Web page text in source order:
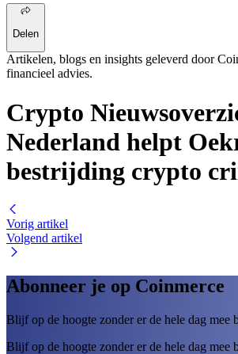
Delen
Artikelen, blogs en insights geleverd door
financieel advies.
Crypto
Nederland helpt
bestrijding crypto
Vorig artikel
Volgend artikel
Abonneer je op Coinmerce
Blijf op de hoogte zonder er de hele dag mee
Blijf op de hoogte zonder er de hele dag mee